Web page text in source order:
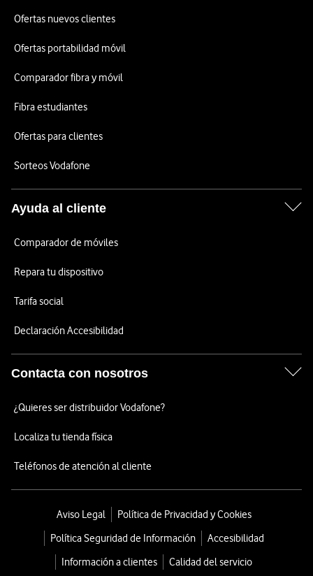
Ofertas nuevos clientes
Ofertas portabilidad móvil
Comparador fibra y móvil
Fibra estudiantes
Ofertas para clientes
Sorteos Vodafone
Ayuda al cliente
Comparador de móviles
Repara tu dispositivo
Tarifa social
Declaración Accesibilidad
Contacta con nosotros
¿Quieres ser distribuidor Vodafone?
Localiza tu tienda física
Teléfonos de atención al cliente
Aviso Legal
Política de Privacidad y Cookies
Política Seguridad de Información
Accesibilidad
Información a clientes
Calidad del servicio